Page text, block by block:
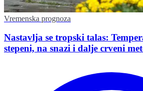
Vremenska prognoza
Nastavlja se tropski talas:
stepeni, na snazi i dalje crveni